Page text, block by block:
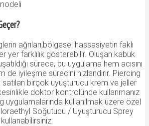
ağrıları,bölgesel hassasiyetin faklı
yer farklılık gösterebilir. Oluşan kabuk
sürece, bu uygulama hem acısını
de iyileşme sürecini hızlandırır. Piercing
satılan birçok uyuşturucu krem ve jeller
doktor kontrolünde kullanmanız
uygulamalarında kullanılmak üzere özel
Soğutucu / Uyuşturucu Sprey